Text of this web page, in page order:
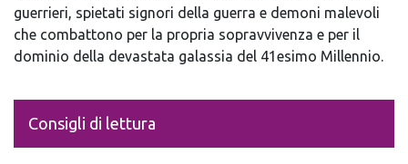
guerrieri, spietati signori della guerra e demoni malevoli
che combattono per la propria sopravvivenza e per il
dominio della devastata galassia del 41esimo Millennio.
Consigli di lettura